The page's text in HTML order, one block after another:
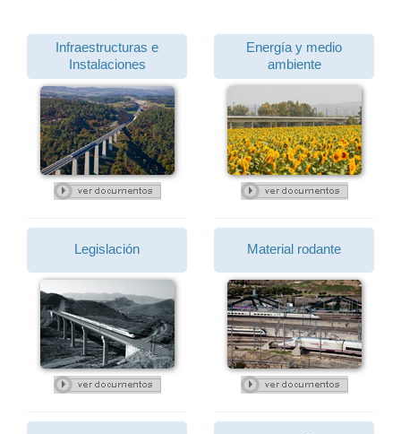
Infraestructuras e
Instalaciones
Energía y medio
ambiente
Legislación Material rodante